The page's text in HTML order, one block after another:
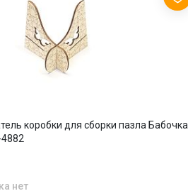
коробки для сборки пазла Бабочка
нет